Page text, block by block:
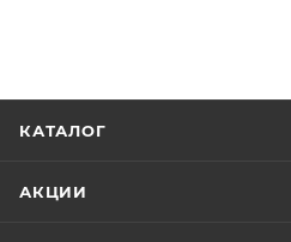
КАТАЛОГ
АКЦИИ